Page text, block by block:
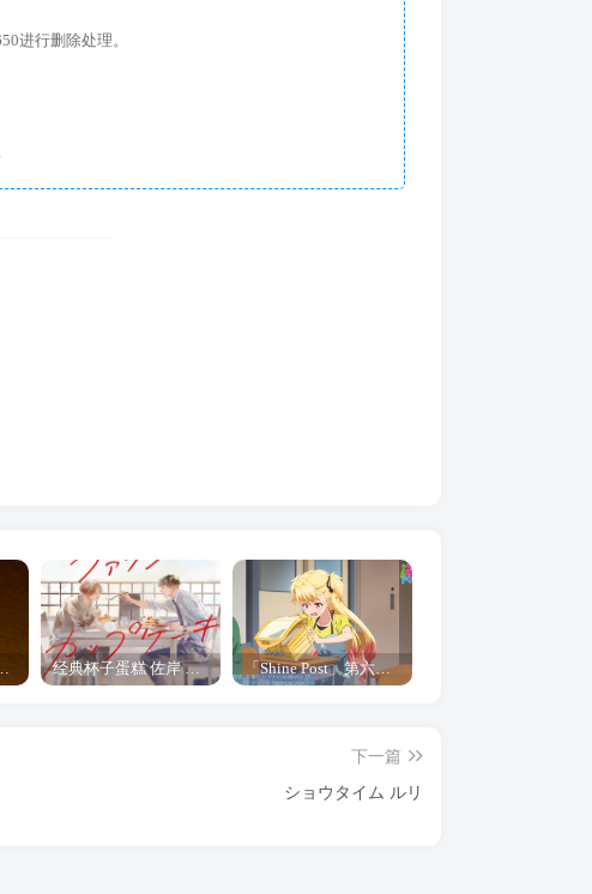
进行删除处理。
经典杯子蛋糕 佐岸 漫画「经典杯子蛋糕」宣布真人日剧化 「Shine Post」第六话ED主题曲「Yellow Rose」无字幕MV公开
下一篇
ショウタイム ルリ